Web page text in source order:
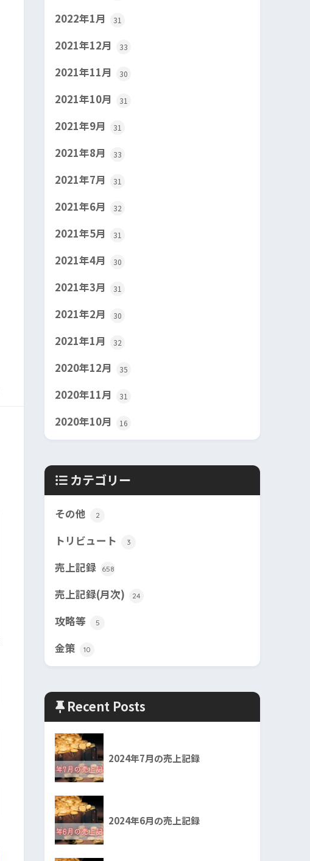
2022年1月 31
2021年12月 33
2021年11月 30
2021年10月 31
2021年9月 31
2021年8月 33
2021年7月 31
2021年6月 32
2021年5月 31
2021年4月 30
2021年3月 31
2021年2月 30
2021年1月 32
2020年12月 35
2020年11月 31
2020年10月 16
カテゴリー
その他 2
トリビュート 3
売上記録 658
売上記録(月次) 24
攻略等 5
金策 10
Recent Posts
2024年7月の売上記録
2024年6月の売上記録